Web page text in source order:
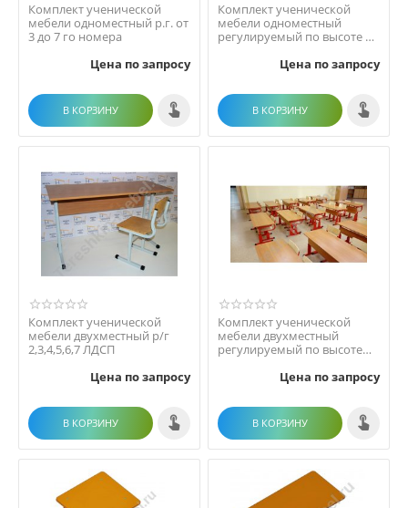
Комплект ученической
мебели одноместный р.г. от
3 до 7 го номера
Цена по запросу
В КОРЗИНУ
Комплект ученической
мебели одноместный
регулируемый по высоте №
Цена по запросу
В КОРЗИНУ
Комплект ученической
мебели двухместный р/г
2,3,4,5,6,7 ЛДСП
Цена по запросу
В КОРЗИНУ
Комплект ученической
мебели двухместный
регулируемый по высоте
Цена по запросу
В КОРЗИНУ